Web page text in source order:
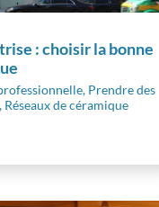
: choisir la bonne
, Prendre des
, Réseaux de céramique